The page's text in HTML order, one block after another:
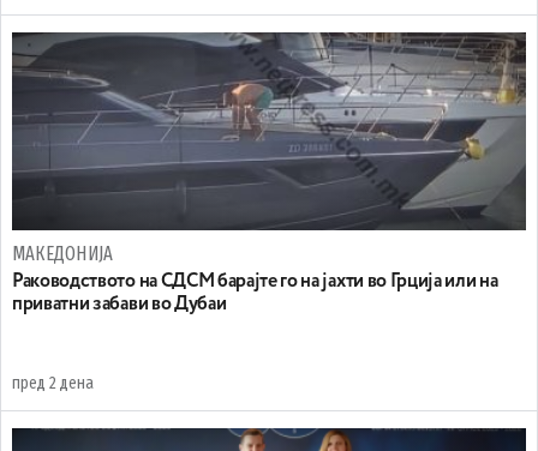
МАКЕДОНИЈА
Раководството на СДСМ барајте го на јахти во Грција или на
приватни забави во Дубаи
пред 2 дена